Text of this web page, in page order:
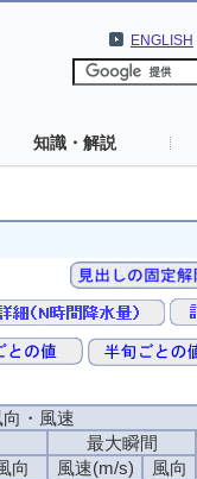
ENGLISH
知識・解説
向・風速
最大瞬間
向 風速(m/s)
風向
向・風速
最大瞬間
向 風速(m/s)
風向
向・風速
最大瞬間
向 風速(m/s)
風向
向・風速
最大瞬間
向 風速(m/s)
風向